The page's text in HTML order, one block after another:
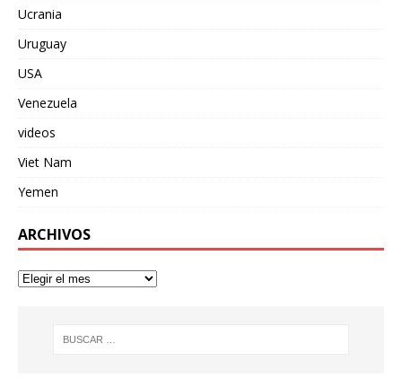
Ucrania
Uruguay
USA
Venezuela
videos
Viet Nam
Yemen
ARCHIVOS